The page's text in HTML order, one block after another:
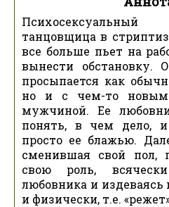
танцовщица в
все больше пьет на
вынести обстановку.
просыпается как
но и с чем-то
мужчиной. Ее
понять, в чем дело, и
просто ее блажью.
сменившая свой пол,
свою роль,
любовника и
и физически, т.е.